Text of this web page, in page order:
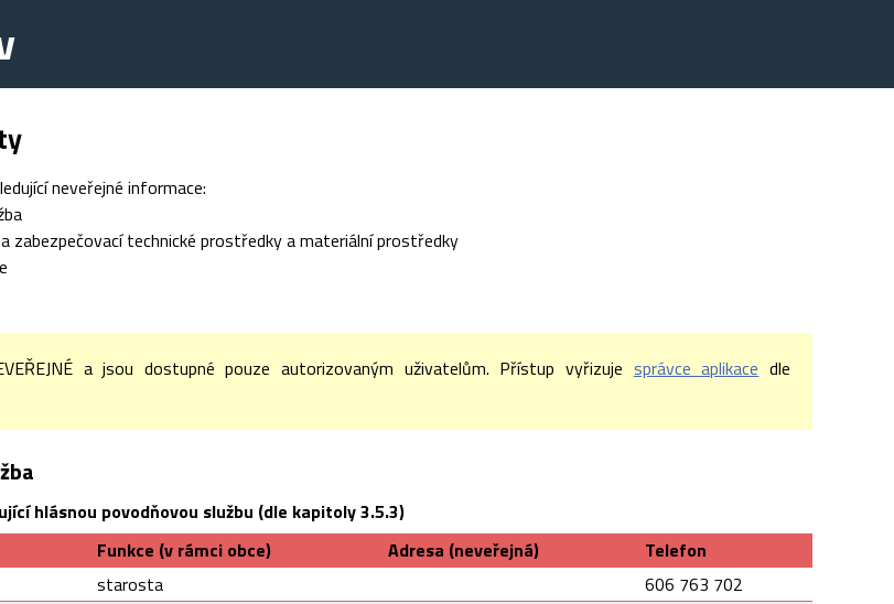
neveřejné informace:
zabezpečovací technické prostředky a materiální prostředky
a jsou dostupné pouze autorizovaným uživatelům. Přístup vyřizuje správce aplikace dle
hlásnou povodňovou službu (dle kapitoly 3.5.3)
Funkce (v rámci obce) Adresa (neveřejná)
Telefon
starosta
606 763 702